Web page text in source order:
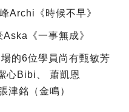
Archi《時候不早》
《一事無成》
的6位學員尚有甄敏芳
心Bibi、 蕭凱恩
津銘（金鳴）